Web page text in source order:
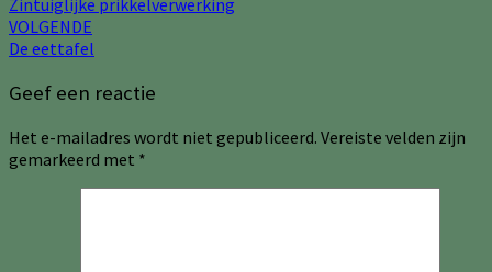
Zintuiglijke prikkelverwerking
VOLGENDE
De eettafel
Geef een reactie
Het e-mailadres wordt niet gepubliceerd. Vereiste velden zijn
gemarkeerd met *